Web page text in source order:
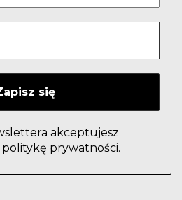
akceptujesz
prywatności.